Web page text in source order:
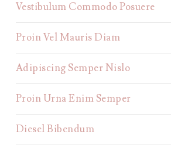
Vestibulum Commodo Posuere
Proin Vel Mauris Diam
Adipiscing Semper Nislo
Proin Urna Enim Semper
Diesel Bibendum